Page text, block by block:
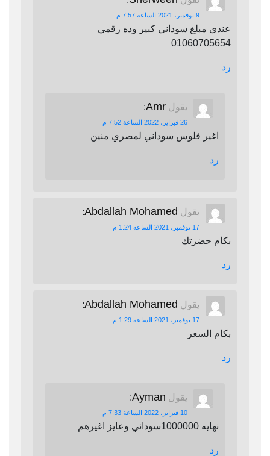
9 نوفمبر، 2021 الساعة 7:57 م
عندي مبلغ سوداني كبير وده رقمي
01060705654
رد
يقول Amr
:
26 فبراير، 2022 الساعة 7:52 م
اغير فلوس سوداني لمصري منين
رد
يقول Abdallah Mohamed
:
17 نوفمبر، 2021 الساعة 1:24 م
بكام حضرتك
رد
يقول Abdallah Mohamed
:
17 نوفمبر، 2021 الساعة 1:29 م
بكام السعر
رد
يقول Ayman
:
10 فبراير، 2022 الساعة 7:33 م
نهايه 1000000سوداني وعايز اغيرهم
رد